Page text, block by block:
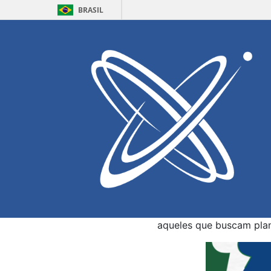
BRASIL
PRH 25 –
Local:Auditório D da
Data e Horário:
O Programa de
Margem Equatorial
palestra de abertura
programa diferenciado
área de Petróleo, Gás
aqueles que buscam